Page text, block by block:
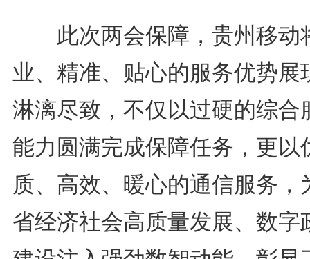
此次两会保障，贵州移动
业、精准、贴心的服务优势展
淋漓尽致，不仅以过硬的综合
能力圆满完成保障任务，更以
质、高效、暖心的通信服务，
省经济社会高质量发展、数字